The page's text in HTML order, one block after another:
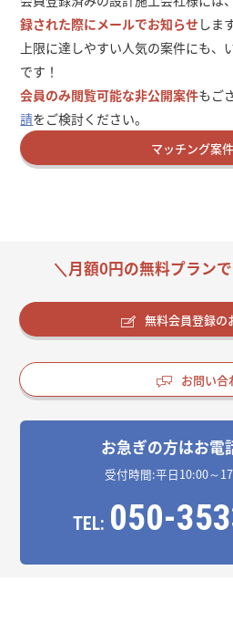
録された際にメールでお知らせ しま
上限に達しやすい人気の案件にも、
です！
会員のみ閲覧可能な非公開案件もご
請をご検討ください。
マッチング案
＼月額0円の無料プラン
無料会員登録の
お問い合
お急ぎの方はお電
受付時間:平日10:00～
TEL: 050-